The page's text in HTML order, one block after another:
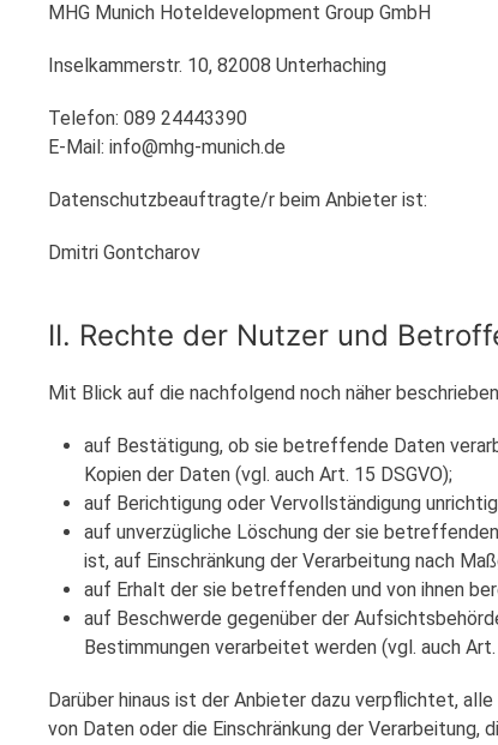
MHG Munich Hoteldevelopment Group GmbH
Inselkammerstr. 10, 82008 Unterhaching
Telefon: 089 24443390
E-Mail: info@mhg-munich.de
Datenschutzbeauftragte/r beim Anbieter ist:
Dmitri Gontcharov
II. Rechte der Nutzer und
Mit Blick auf die nachfolgend noch näher
auf Bestätigung, ob sie betreffende Daten
Kopien der Daten (vgl. auch Art. 15 DSGVO);
auf Berichtigung oder Vervollständigung
auf unverzügliche Löschung der sie
ist, auf Einschränkung der Verarbeitung nach
auf Erhalt der sie betreffenden und von ihnen
auf Beschwerde gegenüber der
Bestimmungen verarbeitet werden (vgl. auch Art.
Darüber hinaus ist der Anbieter dazu verpflichtet,
von Daten oder die Einschränkung der